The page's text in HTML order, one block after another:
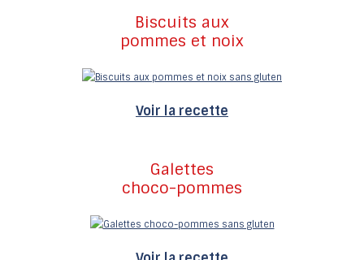
Biscuits aux
pommes et noix
Voir la recette
Galettes
choco-pommes